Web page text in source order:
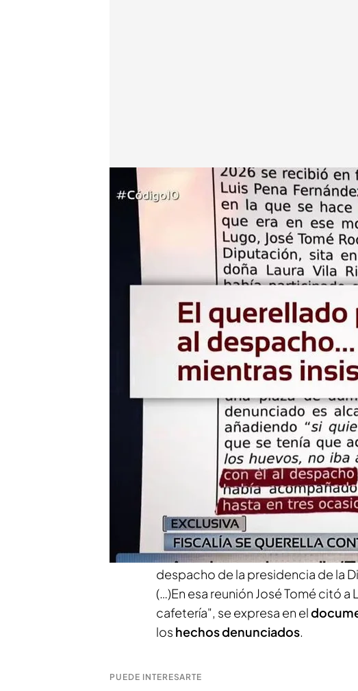
Exclusiva | Accedemos al contenido de la querella "criminal"
Madrid, 11 MAR 2026 - 00:34h.
El ministerio público ha
contra el ya expresidente de la
Exclusiva | Laura Vila,
sexual, habla por primera vez:
Compartir
Fiscalía ProvincialdeLugoha
expresidentede laDiputación de
José Tomé, por hechos
acoso sexualyabusoen el
Lo que dice la querella criminal
"El día 11 deseptiembrede2025,
despacho de la presidencia de la
(…)En esa reunión José Tomé citó a
cafetería", se expresa en el
los hechos denunciados.
PUEDE INTERESARTE